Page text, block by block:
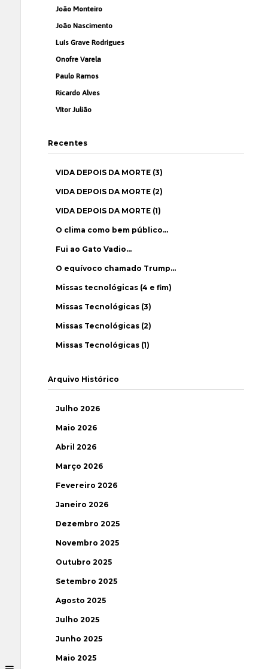
João Monteiro
João Nascimento
Luís Grave Rodrigues
Onofre Varela
Paulo Ramos
Ricardo Alves
Vítor Julião
Recentes
VIDA DEPOIS DA MORTE (3)
VIDA DEPOIS DA MORTE (2)
VIDA DEPOIS DA MORTE (1)
O clima como bem público…
Fui ao Gato Vadio…
O equívoco chamado Trump…
Missas tecnológicas (4 e fim)
Missas Tecnológicas (3)
Missas Tecnológicas (2)
Missas Tecnológicas (1)
Arquivo Histórico
Julho 2026
Maio 2026
Abril 2026
Março 2026
Fevereiro 2026
Janeiro 2026
Dezembro 2025
Novembro 2025
Outubro 2025
Setembro 2025
Agosto 2025
Julho 2025
Junho 2025
Maio 2025